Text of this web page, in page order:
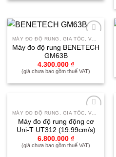
thích
Máy đo độ rung BENETECH
GM63B
4.300.000 ₫
(giá chưa bao gồm thuế VAT)
thích
Máy đo độ rung động cơ
Uni-T UT312 (19.99cm/s)
6.800.000 ₫
(giá chưa bao gồm thuế VAT)